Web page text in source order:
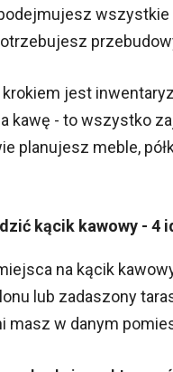
wszystkie
jest
kawę - to wszystko
planujesz meble,
kącik kawowy - 4
na kącik
lub zadaszony
masz w danym